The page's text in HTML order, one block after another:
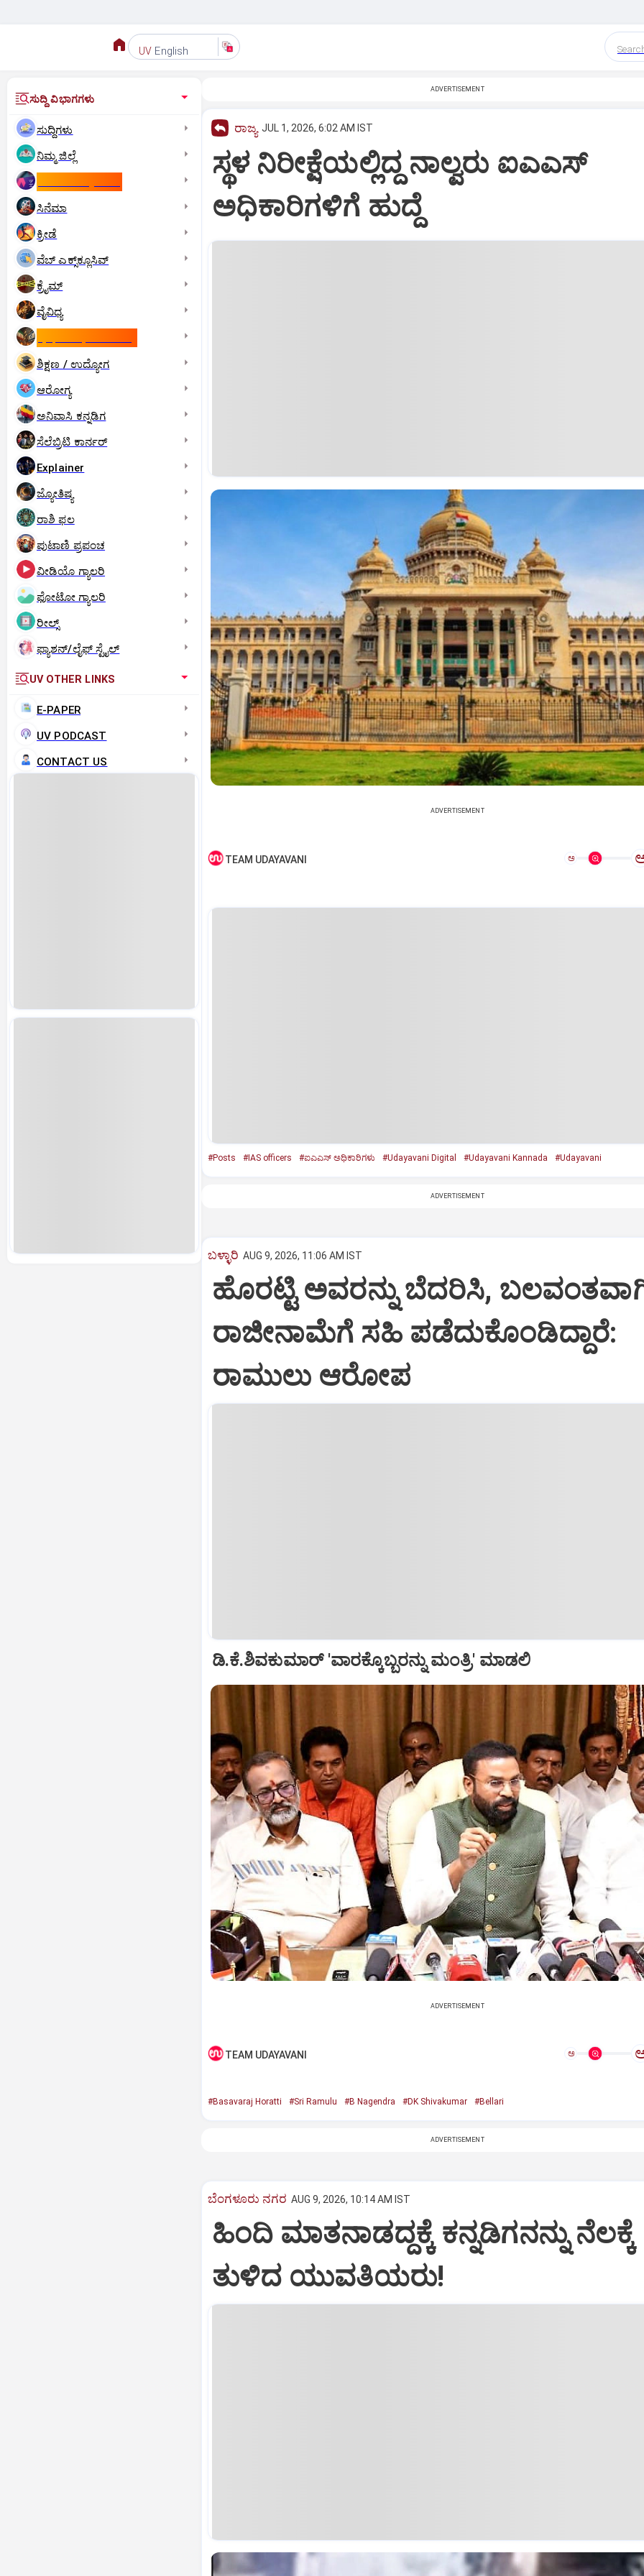
UV English
ಸುದ್ದಿ ವಿಭಾಗಗಳು
ಸುದ್ದಿಗಳು
ನಿಮ್ಮ ಜಿಲ್ಲೆ
ಸಿನೆಮಾ
ಕ್ರೀಡೆ
ವೆಬ್ ಎಕ್ಸ್‌ಕ್ಲೂಸಿವ್
ಕ್ರೈಮ್
ವೈವಿಧ್ಯ
ಶಿಕ್ಷಣ / ಉದ್ಯೋಗ
ಆರೋಗ್ಯ
ಅನಿವಾಸಿ ಕನ್ನಡಿಗ
ಸೆಲೆಬ್ರಿಟಿ ಕಾರ್ನರ್‌
Explainer
ಜ್ಯೋತಿಷ್ಯ
ರಾಶಿ ಫಲ
ಪುಟಾಣಿ ಪ್ರಪಂಚ
ವೀಡಿಯೊ ಗ್ಯಾಲರಿ
ಫೋಟೋ ಗ್ಯಾಲರಿ
ರೀಲ್ಸ್
ಫ್ಯಾಶನ್/ಲೈಫ್‌ ಸ್ಟೈಲ್
UV OTHER LINKS
E-PAPER
UV PODCAST
CONTACT US
ADVERTISEMENT
ರಾಜ್ಯ JUL 1, 2026, 6:02 AM IST
ಸ್ಥಳ ನಿರೀಕ್ಷೆಯಲ್ಲಿದ್ದ ನಾಲ್ವರು ಐಎಎಸ್‌
ಅಧಿಕಾರಿಗಳಿಗೆ ಹುದ್ದೆ
ADVERTISEMENT
TEAM UDAYAVANI ಅ
#Posts #IAS officers #ಐಎಎಸ್‌ ಅಧಿಕಾರಿಗಳು #Udayavani Digital #Udayavani Kannada #Udayavani
ADVERTISEMENT
ಬಳ್ಳಾರಿ AUG 9, 2026, 11:06 AM IST
ಹೊರಟ್ಟಿ ಅವರನ್ನು ಬೆದರಿಸಿ,
ರಾಜೀನಾಮೆಗೆ ಸಹಿ ಪಡೆದುಕೊಂಡಿದ್ದಾರೆ:
ರಾಮುಲು ಆರೋಪ
ಡಿ.ಕೆ.ಶಿವಕುಮಾರ್ 'ವಾರಕ್ಕೊಬ್ಬರನ್ನು ಮಂತ್ರಿ' ಮಾಡಲಿ
ADVERTISEMENT
TEAM UDAYAVANI ಅ
#Basavaraj Horatti #Sri Ramulu #B Nagendra #DK Shivakumar #Bellari
ADVERTISEMENT
ಬೆಂಗಳೂರು ನಗರ AUG 9, 2026, 10:14 AM IST
ಹಿಂದಿ ಮಾತನಾಡದ್ದಕ್ಕೆ ಕನ್ನಡಿಗನನ್ನು
ತುಳಿದ ಯುವತಿಯರು!